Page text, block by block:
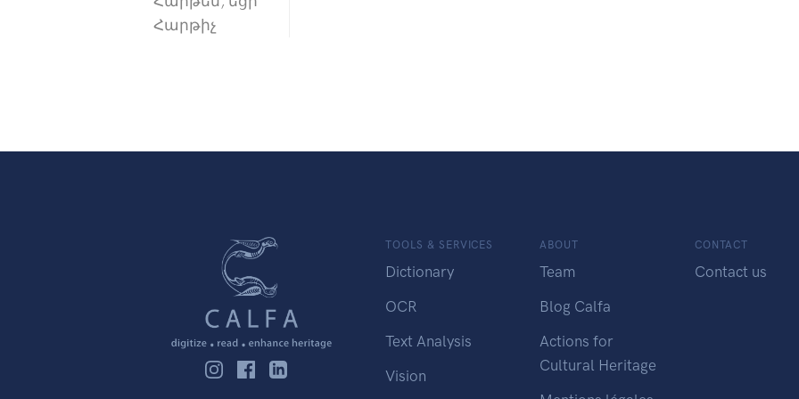
Հարթիչ
TOOLS & SERVICES
Dictionary
OCR
Text Analysis
Vision
ABOUT
Team
Blog Calfa
Actions for
Cultural Heritage
CONTACT
Contact us